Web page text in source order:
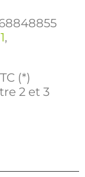
,
(*)
2 et 3